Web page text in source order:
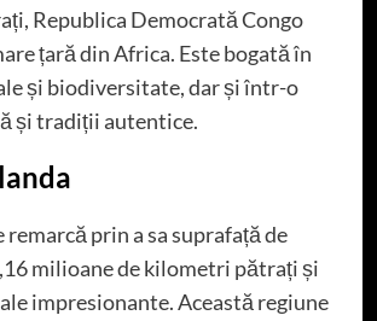
Republica Democrată Congo
țară din Africa. Este bogată în
și biodiversitate, dar și într-o
și tradiții autentice.
remarcă prin a sa suprafață de
milioane de kilometri pătrați și
impresionante. Această regiune